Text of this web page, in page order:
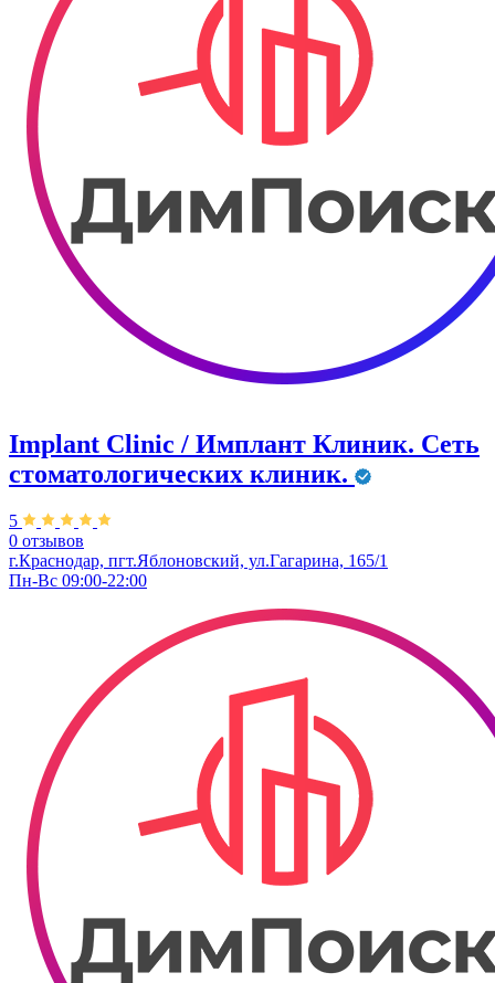
Implant Clinic / Имплант Клиник. Сеть
стоматологических клиник.
5
0 отзывов
г.Краснодар, пгт.Яблоновский, ул.Гагарина, 165/1
Пн-Вс 09:00-22:00